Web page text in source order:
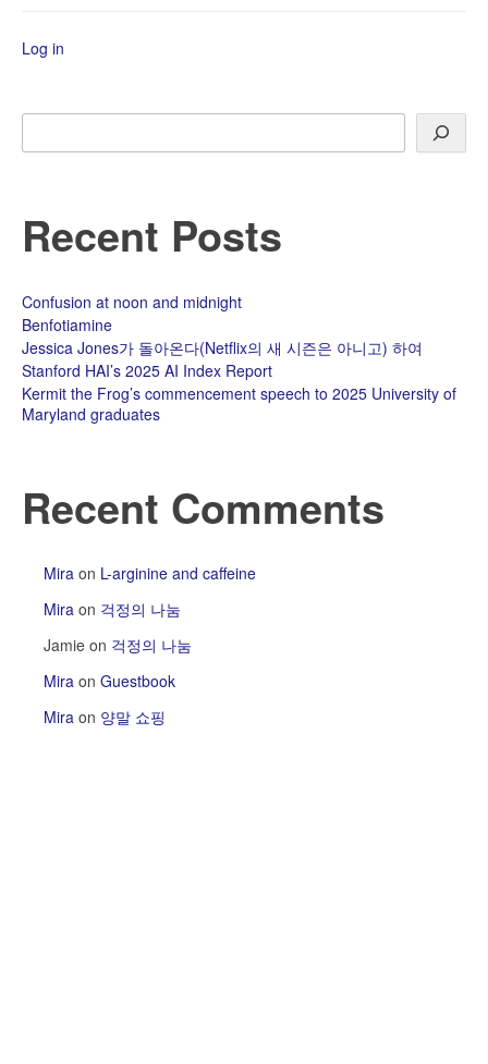
Log in
Search
Recent Posts
Confusion at noon and midnight
Benfotiamine
Jessica Jones가 돌아온다(Netflix의 새 시즌은 아니고) 하여
Stanford HAI’s 2025 AI Index Report
Kermit the Frog’s commencement speech to 2025 University of
Maryland graduates
Recent Comments
Mira on L-arginine and caffeine
Mira on 걱정의 나눔
Jamie on 걱정의 나눔
Mira on Guestbook
Mira on 양말 쇼핑